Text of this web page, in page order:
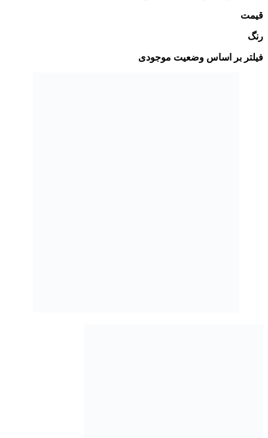
قیمت
رنگ
فیلتر بر اساس وضعیت موجودی